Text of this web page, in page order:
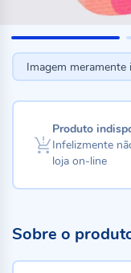
Imagem meramente
Produto
Infelizmente
loja on-line
Sobre o